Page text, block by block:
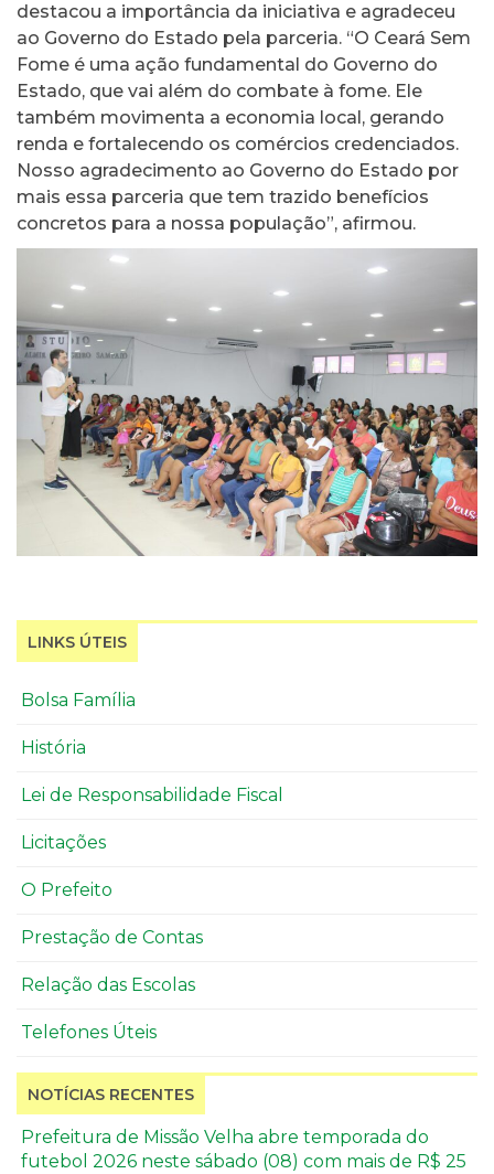
destacou a importância da iniciativa e agradeceu
ao Governo do Estado pela parceria. “O Ceará Sem
Fome é uma ação fundamental do Governo do
Estado, que vai além do combate à fome. Ele
também movimenta a economia local, gerando
renda e fortalecendo os comércios credenciados.
Nosso agradecimento ao Governo do Estado por
mais essa parceria que tem trazido benefícios
concretos para a nossa população”, afirmou.
LINKS ÚTEIS
Bolsa Família
História
Lei de Responsabilidade Fiscal
Licitações
O Prefeito
Prestação de Contas
Relação das Escolas
Telefones Úteis
NOTÍCIAS RECENTES
Prefeitura de Missão Velha abre temporada do
futebol 2026 neste sábado (08) com mais de R$ 25